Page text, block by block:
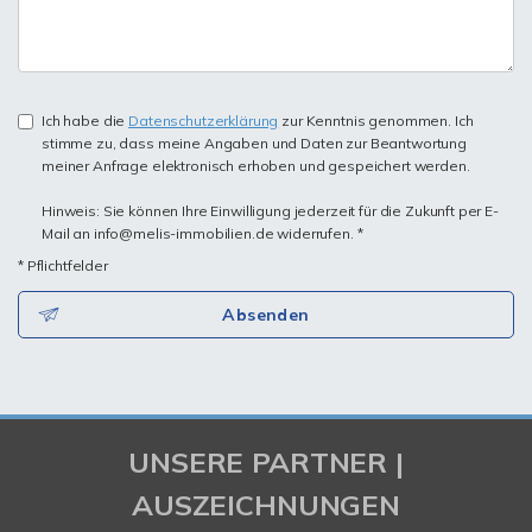
Ich habe die Datenschutzerklärung zur Kenntnis genommen. Ich
stimme zu, dass meine Angaben und Daten zur Beantwortung
meiner Anfrage elektronisch erhoben und gespeichert werden.
Hinweis: Sie können Ihre Einwilligung jederzeit für die Zukunft per E-
Mail an info@melis-immobilien.de widerrufen. *
* Pflichtfelder
Absenden
UNSERE PARTNER |
AUSZEICHNUNGEN